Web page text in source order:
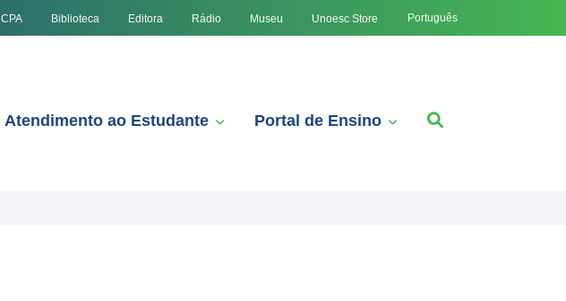
CPA Biblioteca Editora Rádio Museu Unoesc Store Português
Atendimento ao Estudante Portal de Ensino